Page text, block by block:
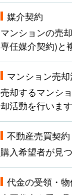
媒介契約
マンションの売
専任媒介契約)と
マンション売
売却するマンシ
却活動を行います
不動産売買契約
購入希望者が見
代金の受領・